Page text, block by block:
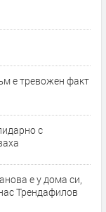
е тревожен факт
с
е у дома си,
Трендафилов